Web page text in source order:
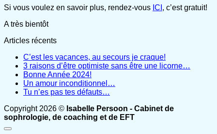
Si vous voulez en savoir plus, rendez-vous ICI , c’est gratuit!
A très bientôt
Articles récents
C’est les vacances, au secours je craque!
3 raisons d’être optimiste sans être une licorne…
Bonne Année 2024!
Un amour inconditionnel…
Tu n’es pas tes défauts…
Copyright 2026 © Isabelle Persoon - Cabinet de
sophrologie, de coaching et de EFT